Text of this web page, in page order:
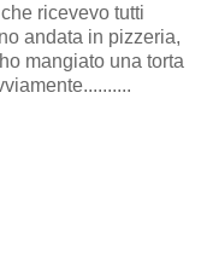
ricevevo tutti
andata in pizzeria,
mangiato una torta